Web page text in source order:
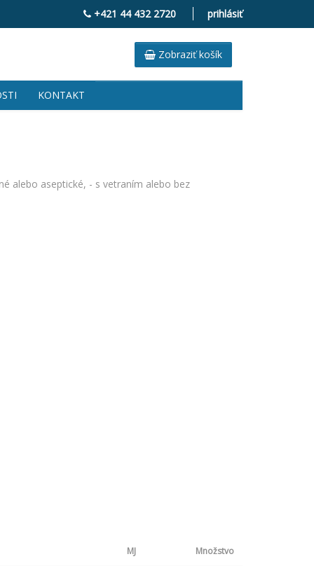
+421 44 432 2720 prihlásiť
Zobraziť košík
KONTAKT
alebo aseptické, - s vetraním alebo bez
MJ Množstvo